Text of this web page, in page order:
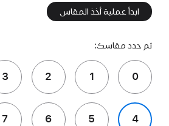
ابدأ عملية أخذ المقاس
ثم حدد مقاسك:
0
1
2
3
4
5
6
7